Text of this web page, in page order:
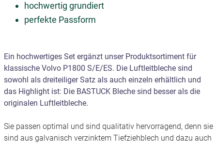
hochwertig grundiert
perfekte Passform
Ein hochwertiges Set ergänzt unser Produktsortiment für
klassische Volvo P1800 S/E/ES. Die Luftleitbleche sind
sowohl als dreiteiliger Satz als auch einzeln erhältlich und
das Highlight ist: Die BASTUCK Bleche sind besser als die
originalen Luftleitbleche.
Sie passen optimal und sind qualitativ hervorragend, denn sie
sind aus galvanisch verzinktem Tiefziehblech und dazu auch